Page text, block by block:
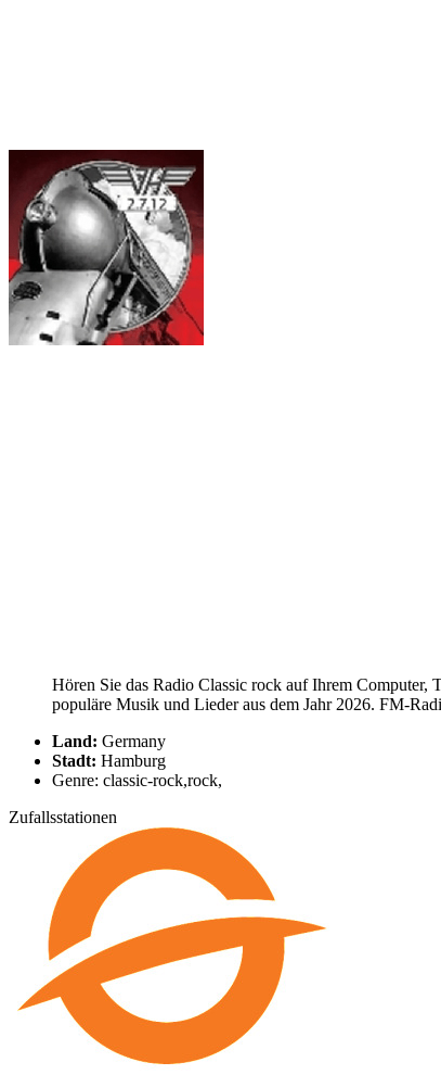
Hören Sie das Radio Classic rock auf Ihrem Computer,
populäre Musik und Lieder aus dem Jahr 2026. FM-
Land: Germany
Stadt: Hamburg
Genre: classic-rock,rock,
Zufallsstationen